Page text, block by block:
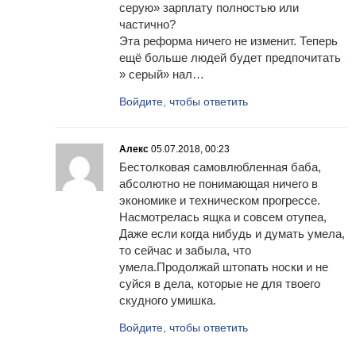
серую» зарплату полностью или
частично?
Эта реформа ничего не изменит. Теперь
ещё больше людей будет предпочитать
» серый» нал…
Войдите, чтобы ответить
Алекс 05.07.2018, 00:23
Бестолковая самовлюбленная баба,
абсолютно не понимающая ничего в
экономике и техническом прогрессе.
Насмотрелась ящка и совсем отупеа,
Даже если когда нибудь и думать умела,
то сейчас и забыла, что
умела.Продолжай штопать носки и не
суйся в дела, которые не для твоего
скудного умишка.
Войдите, чтобы ответить